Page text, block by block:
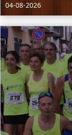
04-08-2026